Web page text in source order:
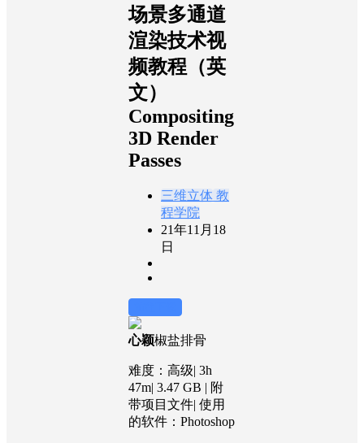
场景多通道
渲染技术视
频教程（英
文）
Compositing
3D Render
Passes
三维立体 教
程学院
21年11月18
日
心颖椒盐排骨
难度：高级| 3h
47m| 3.47 GB | 附
带项目文件| 使用
的软件：Photoshop